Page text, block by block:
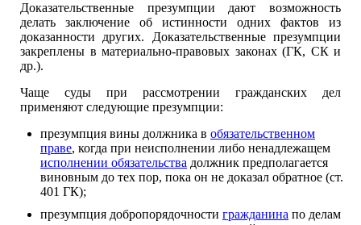
Доказательственные презумпции дают возможность
делать заключение об истинности одних фактов из
доказанности других. Доказательственные презумпции
закреплены в материально-правовых законах (ГК, СК и
др.).
Чаще суды при рассмотрении гражданских дел
применяют следующие презумпции:
презумпция вины должника в обязательственном
праве, когда при неисполнении либо ненадлежащем
исполнении обязательства должник предполагается
виновным до тех пор, пока он не доказал обратное (ст.
401 ГК);
презумпция добропорядочности гражданина по делам